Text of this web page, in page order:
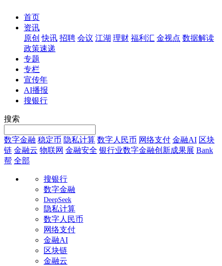
首页
资讯
原创 快讯 招聘 会议 江湖 理财 福利汇 金视点 数据解读
政策速递
专题
专栏
宣传年
AI播报
搜银行
搜索
数字金融 稳定币 隐私计算 数字人民币 网络支付 金融AI 区块
链 金融云 物联网 金融安全 银行业数字金融创新成果展 Bank
帮 全部
搜银行
数字金融
DeepSeek
隐私计算
数字人民币
网络支付
金融AI
区块链
金融云